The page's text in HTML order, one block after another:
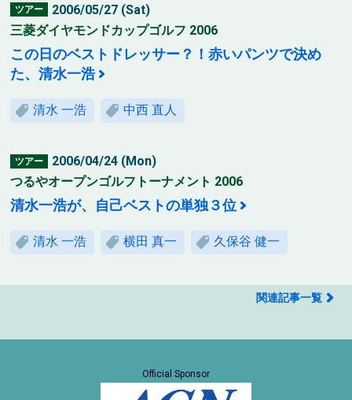
ツアー
2006/05/27 (Sat)
三菱ダイヤモンドカップゴルフ 2006
この日のベストドレッサー？！赤いパンツで決め
た、清水一浩
清水 一浩 中西 直人
ツアー
2006/04/24 (Mon)
つるやオープンゴルフトーナメント 2006
清水一浩が、自己ベストの単独３位
清水 一浩 横田 真一 久保谷 健一
関連記事一覧
Official Sponsor